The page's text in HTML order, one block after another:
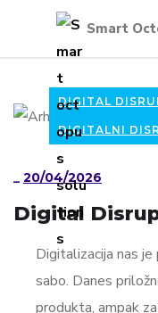
DIGITAL
DIGITALNI
_ 20/04/2026
Digital
Digitalizacija nas
sabo. Danes
produkta, ampak